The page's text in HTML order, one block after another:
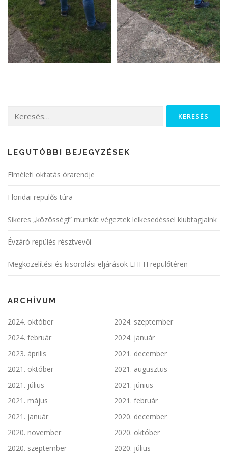
LEGUTÓBBI BEJEGYZÉSEK
Elméleti oktatás órarendje
Floridai repülős túra
Sikeres „közösségi” munkát végeztek lelkesedéssel klubtagjaink
Évzáró repülés résztvevői
Megközelítési és kisorolási eljárások LHFH repülőtéren
ARCHÍVUM
2024. október
2024. szeptember
2024. február
2024. január
2023. április
2021. december
2021. október
2021. augusztus
2021. július
2021. június
2021. május
2021. február
2021. január
2020. december
2020. november
2020. október
2020. szeptember
2020. július